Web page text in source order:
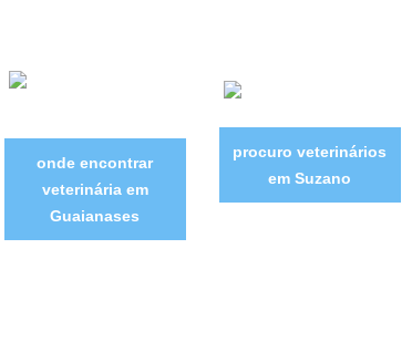
onde encontrar
veterinária em
Guaianases
procuro veterinários
em Suzano